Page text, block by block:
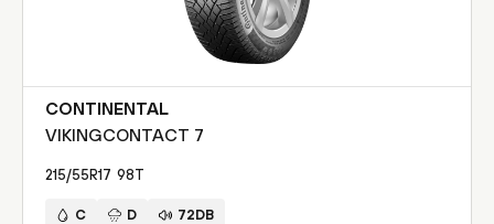
CONTINENTAL
VIKINGCONTACT 7
215/55R17 98T
C D 72DB